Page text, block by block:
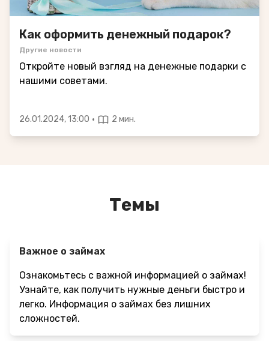
Как оформить денежный подарок?
Другие новости
Откройте новый взгляд на денежные подарки с
нашими советами.
26.01.2024, 13:00 · 2 мин.
Темы
Важное о займах
Ознакомьтесь с важной информацией о займах!
Узнайте, как получить нужные деньги быстро и
легко. Информация о займах без лишних
сложностей.